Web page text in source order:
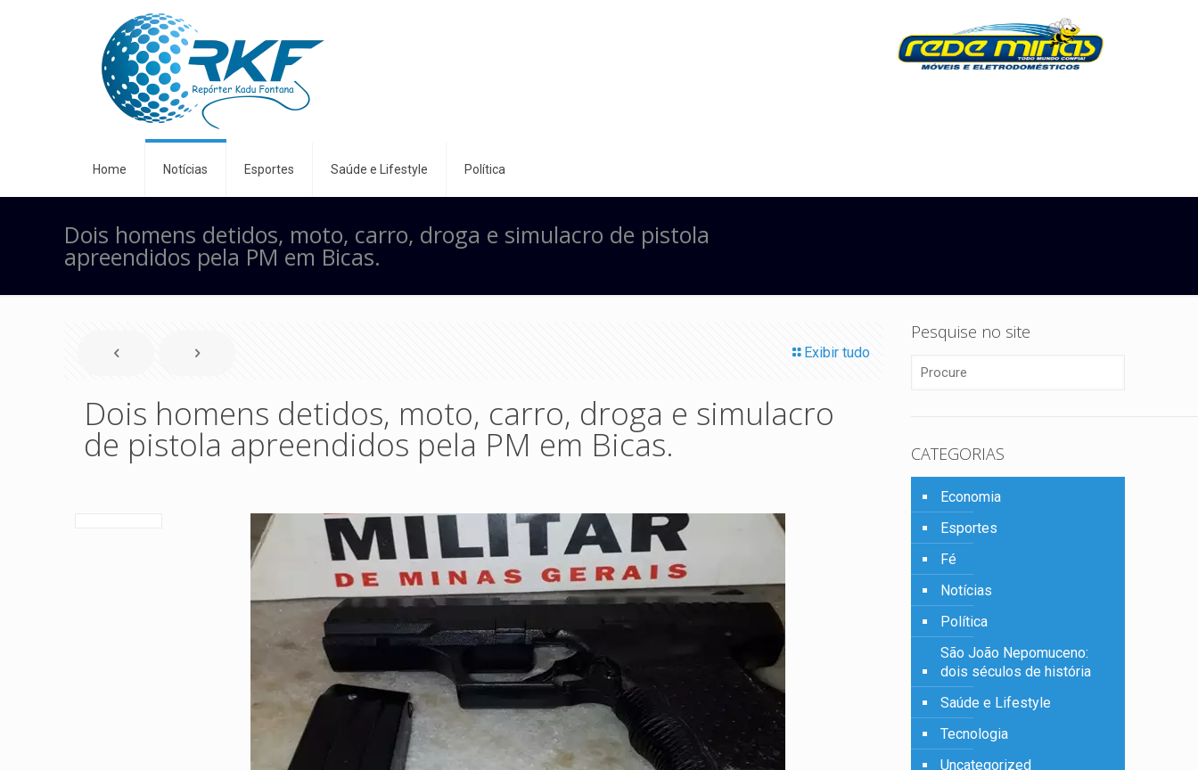
Home Notícias Esportes Saúde e Lifestyle Política
Dois homens detidos, moto, carro, droga e simulacro de pistola
apreendidos pela PM em Bicas.
Exibir tudo
Dois homens detidos, moto, carro, droga e simulacro
de pistola apreendidos pela PM em Bicas.
Pesquise no site
CATEGORIAS
Economia
Esportes
Fé
Notícias
Política
São João Nepomuceno:
dois séculos de história
Saúde e Lifestyle
Tecnologia
Uncategorized